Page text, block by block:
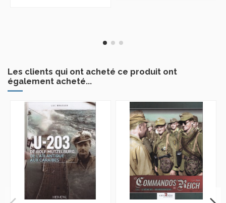
Les clients qui ont acheté ce produit ont
également acheté...